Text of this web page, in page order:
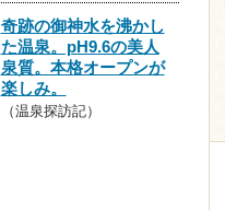
奇跡の御神水を沸かし
た温泉。pH9.6の美人
泉質。本格オープンが
楽しみ。
（温泉探訪記）